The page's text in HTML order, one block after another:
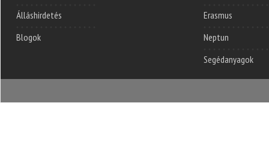
Álláshirdetés
Blogok
Erasmus
Neptun
Segédanyagok